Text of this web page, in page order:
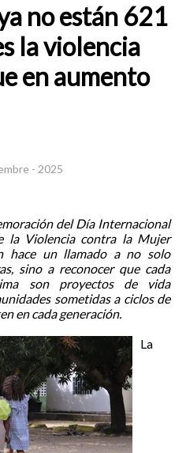
no están 621
la violencia
en aumento
- 2025
del Día Internacional
la Violencia contra la Mujer
hace un llamado a no solo
sino a reconocer que cada
son proyectos de vida
sometidas a ciclos de
en cada generación.
La